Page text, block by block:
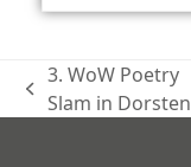
vorheriger
3. WoW Poetry
Slam in Dorsten